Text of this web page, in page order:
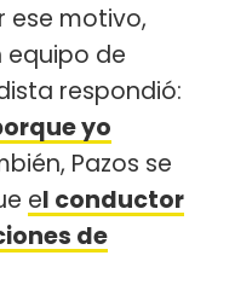
ese motivo,
equipo de
respondió:
yo
Pazos se
el conductor
de